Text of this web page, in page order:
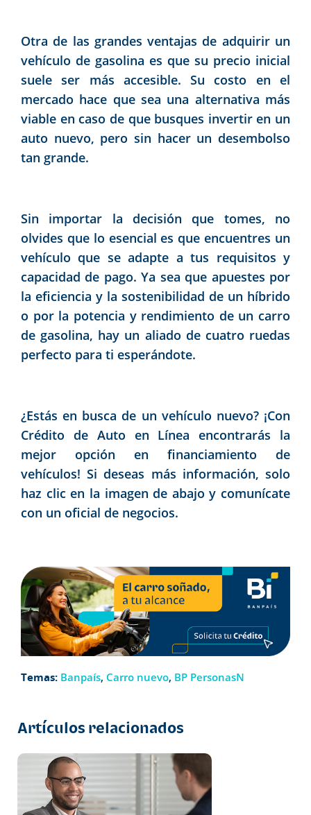
Otra de las grandes ventajas de adquirir un
vehículo de gasolina es que su precio inicial
suele ser más accesible. Su costo en el
mercado hace que sea una alternativa más
viable en caso de que busques invertir en un
auto nuevo, pero sin hacer un desembolso
tan grande.
Sin importar la decisión que tomes, no
olvides que lo esencial es que encuentres un
vehículo que se adapte a tus requisitos y
capacidad de pago. Ya sea que apuestes por
la eficiencia y la sostenibilidad de un híbrido
o por la potencia y rendimiento de un carro
de gasolina, hay un aliado de cuatro ruedas
perfecto para ti esperándote.
¿Estás en busca de un vehículo nuevo? ¡Con
Crédito de Auto en Línea encontrarás la
mejor opción en financiamiento de
vehículos! Si deseas más información, solo
haz clic en la imagen de abajo y comunícate
con un oficial de negocios.
Temas: Banpaís, Carro nuevo, BP PersonasN
Artículos relacionados